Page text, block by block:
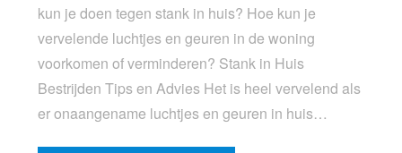
kun je doen tegen stank in huis? Hoe kun je
vervelende luchtjes en geuren in de woning
voorkomen of verminderen? Stank in Huis
Bestrijden Tips en Advies Het is heel vervelend als
er onaangename luchtjes en geuren in huis…